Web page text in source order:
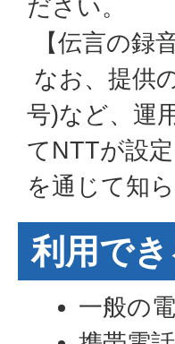
ださい。
【伝言の録
なお、提供
号)など、運
てNTTが設
を通じて知ら
利用で
一般の